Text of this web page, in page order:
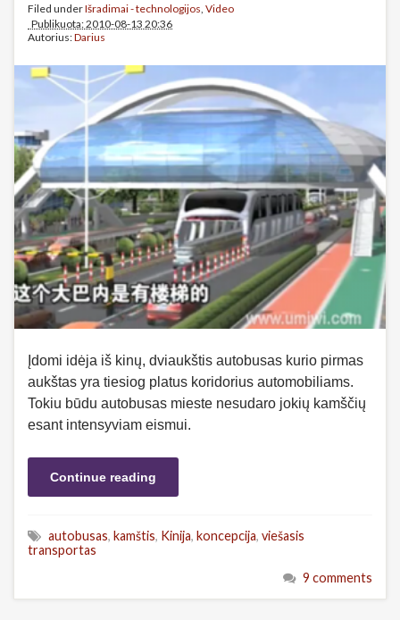
Filed underIšradimai - technologijos Video
Publikuota: 2010-08-13 20:36
Autorius:Darius
Įdomi idėja iš kinų, dviaukštis autobusas kurio pirmas
aukštas yra tiesiog platus koridorius automobiliams.
Tokiu būdu autobusas mieste nesudaro jokių kamščių
esant intensyviam eismui.
Continue reading
autobusas, kamštis, Kinija, koncepcija, viešasis
transportas
9 comments